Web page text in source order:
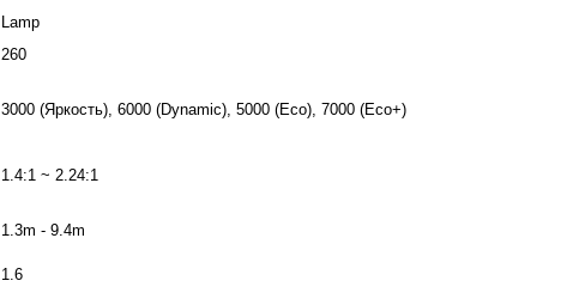
Lamp
260
3000 (Яркость), 6000 (Dynamic), 5000 (Eco), 7000 (Eco+)
1.4:1 ~ 2.24:1
1.3m - 9.4m
1.6